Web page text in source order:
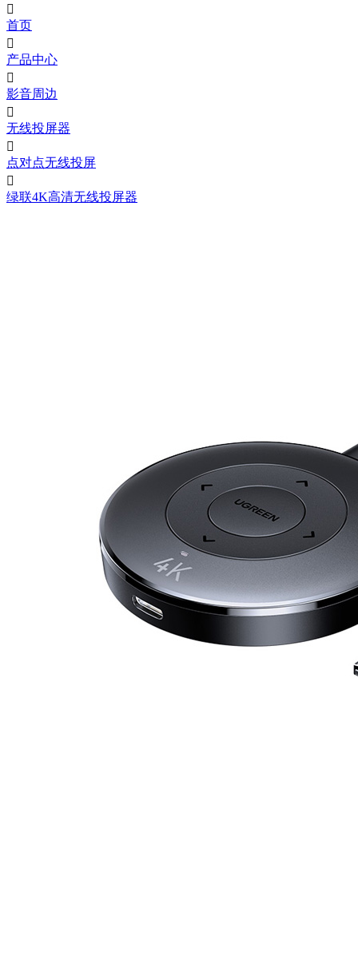

首页

产品中心

影音周边

无线投屏器

点对点无线投屏

绿联4K高清无线投屏器